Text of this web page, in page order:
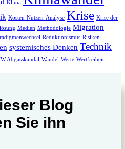
Klima
Kosten-Nutzen-Analyse Krise Krise der
Medien Methodologie Migration
Reduktionismus Risiken
systemisches Denken Technik
Abgasskandal Wandel Werte Wertfreiheit
Blog
Sie ihn